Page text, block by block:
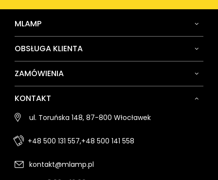
MLAMP
OBSŁUGA KLIENTA
ZAMÓWIENIA
KONTAKT
ul. Toruńska 148, 87-800 Włocławek
+48 500 131 557,+48 500 141 558
kontakt@mlamp.pl